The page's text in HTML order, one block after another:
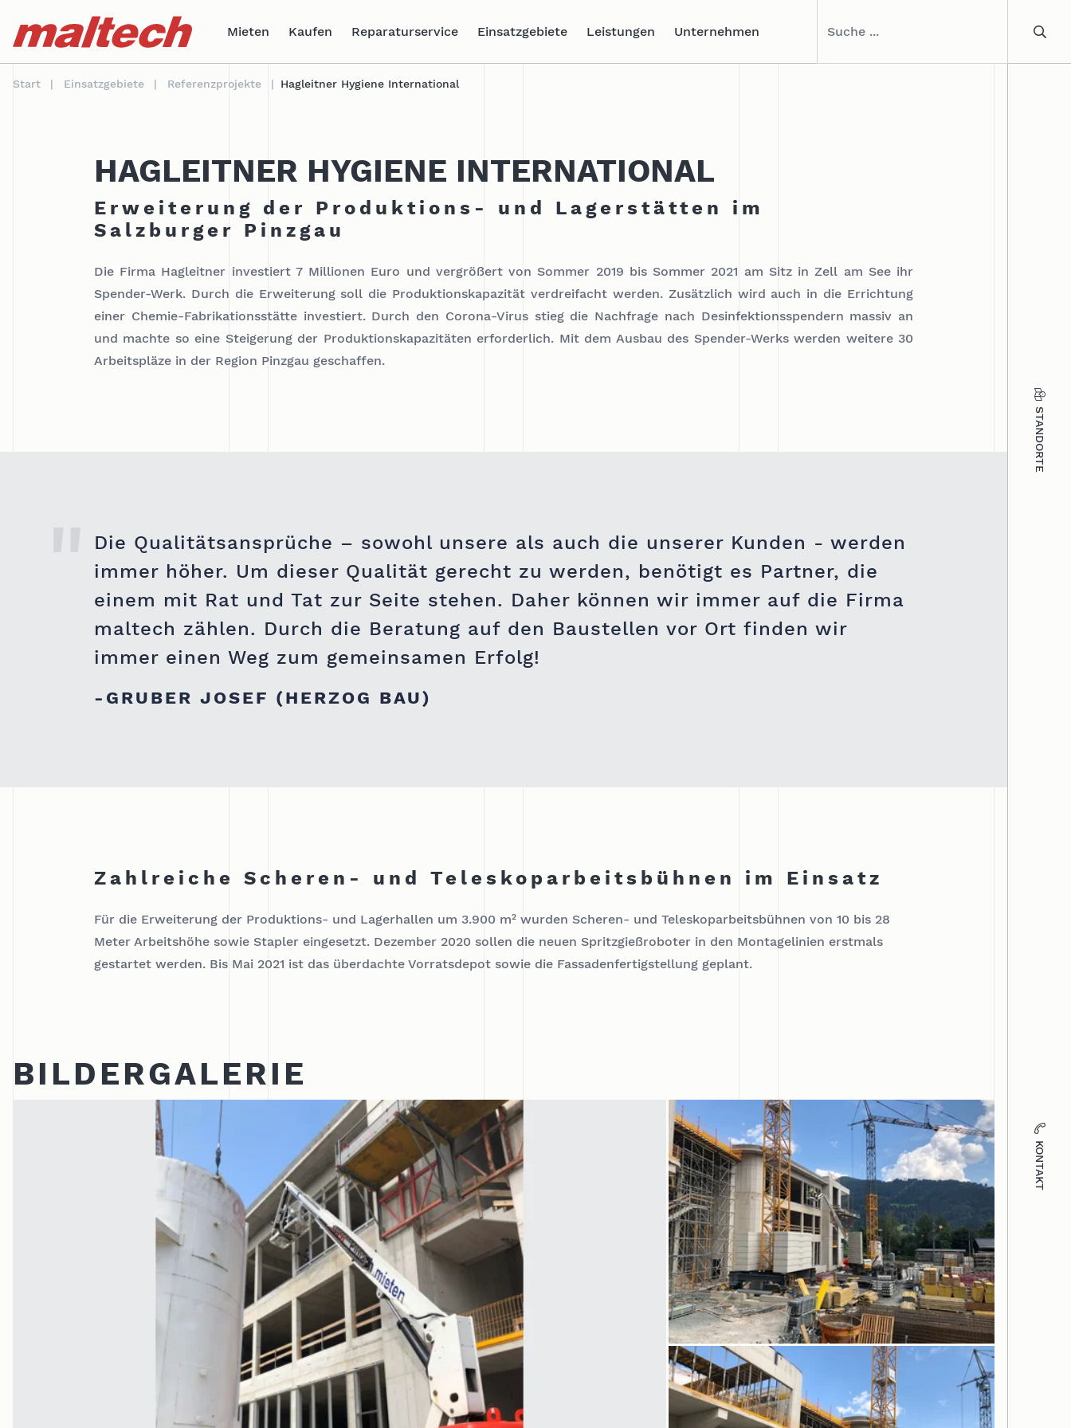
sr.skip-to.main-content
sr.skip-to.table-of-contents
sr.skip-to.main-navigation
Mieten
Kaufen Reparaturservice Einsatzgebiete Leistungen Unternehmen
Start Einsatzgebiete Referenzprojekte Hagleitner Hygiene International
HAGLEITNER HYGIENE INTERNATIONAL
Erweiterung der Produktions- und Lagerstätten im
Salzburger Pinzgau
Die Firma Hagleitner investiert 7 Millionen Euro und vergrößert von Sommer 2019 bis Sommer 2021 am Sitz in Zell am See ihr
Spender-Werk. Durch die Erweiterung soll die Produktionskapazität verdreifacht werden. Zusätzlich wird auch in die Errichtung
einer Chemie-Fabrikationsstätte investiert. Durch den Corona-Virus stieg die Nachfrage nach Desinfektionsspendern massiv an
und machte so eine Steigerung der Produktionskapazitäten erforderlich. Mit dem Ausbau des Spender-Werks werden weitere 30
Arbeitspläze in der Region Pinzgau geschaffen.
Die Qualitätsansprüche – sowohl unsere als auch die unserer Kunden - werden
immer höher. Um dieser Qualität gerecht zu werden, benötigt es Partner, die
einem mit Rat und Tat zur Seite stehen. Daher können wir immer auf die Firma
maltech zählen. Durch die Beratung auf den Baustellen vor Ort finden wir
immer einen Weg zum gemeinsamen Erfolg!
GRUBER JOSEF (HERZOG BAU)
Zahlreiche Scheren- und Teleskoparbeitsbühnen im Einsatz
Für die Erweiterung der Produktions- und Lagerhallen um 3.900 m² wurden Scheren- und Teleskoparbeitsbühnen von 10 bis 28
Meter Arbeitshöhe sowie Stapler eingesetzt. Dezember 2020 sollen die neuen Spritzgießroboter in den Montagelinien erstmals
gestartet werden. Bis Mai 2021 ist das überdachte Vorratsdepot sowie die Fassadenfertigstellung geplant.
BILDERGALERIE
STANDORTE
KONTAKT